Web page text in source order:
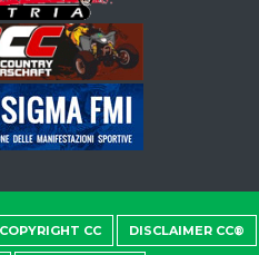
COPYRIGHT CC DISCLAIMER CC®